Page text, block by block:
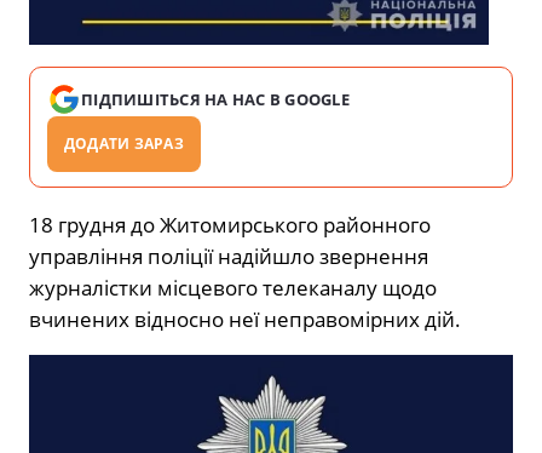
ПІДПИШІТЬСЯ НА НАС В GOOGLE
ДОДАТИ ЗАРАЗ
18 грудня до Житомирського районного
управління поліції надійшло звернення
журналістки місцевого телеканалу щодо
вчинених відносно неї неправомірних дій.